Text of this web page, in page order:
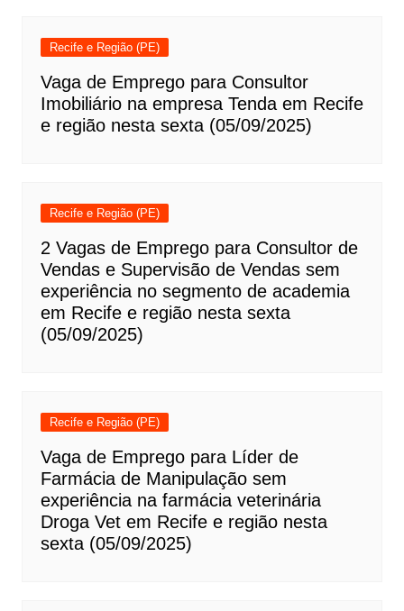
Recife e Região (PE)
Vaga de Emprego para Consultor
Imobiliário na empresa Tenda em Recife
e região nesta sexta (05/09/2025)
Recife e Região (PE)
2 Vagas de Emprego para Consultor de
Vendas e Supervisão de Vendas sem
experiência no segmento de academia
em Recife e região nesta sexta
(05/09/2025)
Recife e Região (PE)
Vaga de Emprego para Líder de
Farmácia de Manipulação sem
experiência na farmácia veterinária
Droga Vet em Recife e região nesta
sexta (05/09/2025)